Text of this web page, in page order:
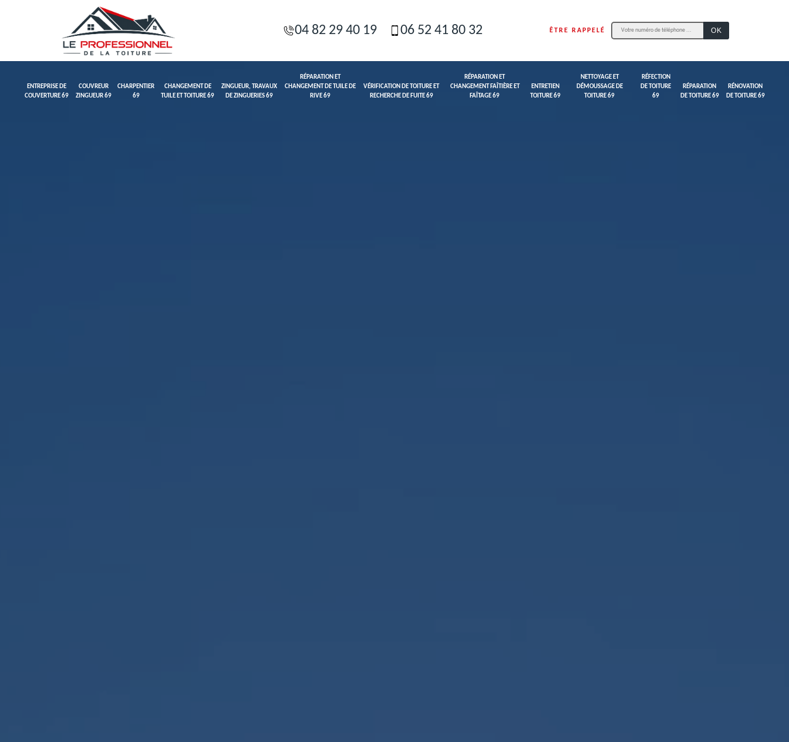
04 82 29 40 19 06 52 41 80 32 ÊTRE RAPPELÉ
ENTREPRISE DE
COUVERTURE 69
COUVREUR
ZINGUEUR 69
CHARPENTIER
69
CHANGEMENT DE
TUILE ET TOITURE 69
ZINGUEUR, TRAVAUX
DE ZINGUERIES 69
RÉPARATION ET
CHANGEMENT DE TUILE DE
RIVE 69
VÉRIFICATION DE TOITURE ET
RECHERCHE DE FUITE 69
RÉPARATION ET
CHANGEMENT FAÎTIÈRE ET
FAÎTAGE 69
ENTRETIEN
TOITURE 69
NETTOYAGE ET
DÉMOUSSAGE DE
TOITURE 69
RÉFECTION
DE TOITURE
69
RÉPARATION
DE TOITURE 69
RÉNOVATION
DE TOITURE 69